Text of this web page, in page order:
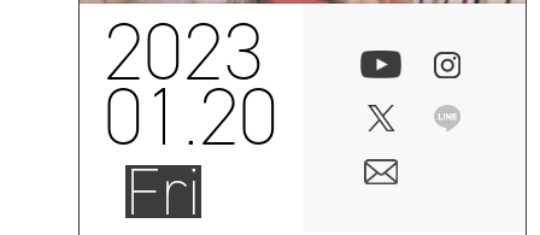
2023
01.20
Fri